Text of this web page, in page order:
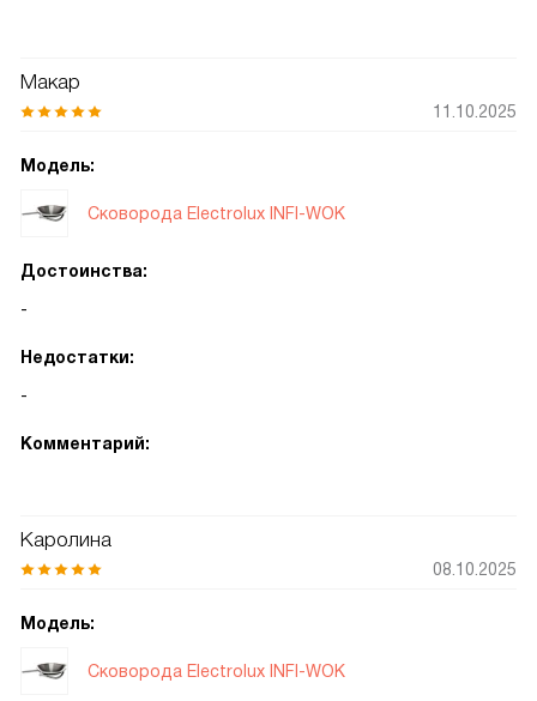
Макар
11.10.2025
Модель:
Сковорода Electrolux INFI-WOK
Достоинства:
-
Недостатки:
-
Комментарий:
Каролина
08.10.2025
Модель:
Сковорода Electrolux INFI-WOK